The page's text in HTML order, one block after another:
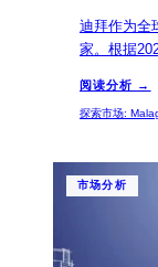
迪拜作为全
家。根据
好的投资机
阅读分析 →
探索市场:
市场分析